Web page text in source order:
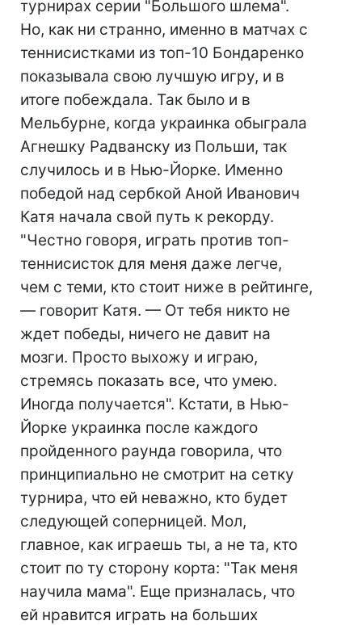
турнирах серии "Большого шлема".
Но, как ни странно, именно в матчах с
теннисистками из топ-10 Бондаренко
показывала свою лучшую игру, и в
итоге побеждала. Так было и в
Мельбурне, когда украинка обыграла
Агнешку Радванску из Польши, так
случилось и в Нью-Йорке. Именно
победой над сербкой Аной Иванович
Катя начала свой путь к рекорду.
"Честно говоря, играть против топ-
теннисисток для меня даже легче,
чем с теми, кто стоит ниже в рейтинге,
— говорит Катя. — От тебя никто не
ждет победы, ничего не давит на
мозги. Просто выхожу и играю,
стремясь показать все, что умею.
Иногда получается". Кстати, в Нью-
Йорке украинка после каждого
пройденного раунда говорила, что
принципиально не смотрит на сетку
турнира, что ей неважно, кто будет
следующей соперницей. Мол,
главное, как играешь ты, а не та, кто
стоит по ту сторону корта: "Так меня
научила мама". Еще призналась, что
ей нравится играть на больших